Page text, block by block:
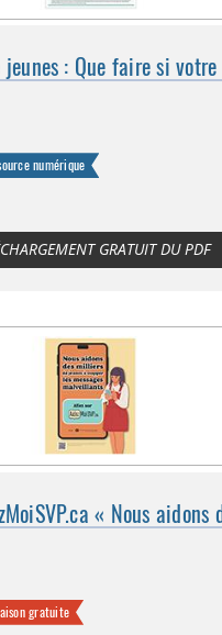
jeunes : Que faire si
numérique
GRATUIT DU PDF
« Nous aidons
gratuite